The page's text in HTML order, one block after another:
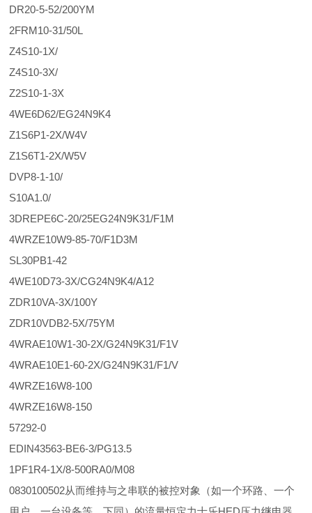
DR20-5-52/200YM
2FRM10-31/50L
Z4S10-1X/
Z4S10-3X/
Z2S10-1-3X
4WE6D62/EG24N9K4
Z1S6P1-2X/W4V
Z1S6T1-2X/W5V
DVP8-1-10/
S10A1.0/
3DREPE6C-20/25EG24N9K31/F1M
4WRZE10W9-85-70/F1D3M
SL30PB1-42
4WE10D73-3X/CG24N9K4/A12
ZDR10VA-3X/100Y
ZDR10VDB2-5X/75YM
4WRAE10W1-30-2X/G24N9K31/F1V
4WRAE10E1-60-2X/G24N9K31/F1/V
4WRZE16W8-100
4WRZE16W8-150
57292-0
EDIN43563-BE6-3/PG13.5
1PF1R4-1X/8-500RA0/M08
0830100502从而维持与之串联的被控对象（如一个环路、一个